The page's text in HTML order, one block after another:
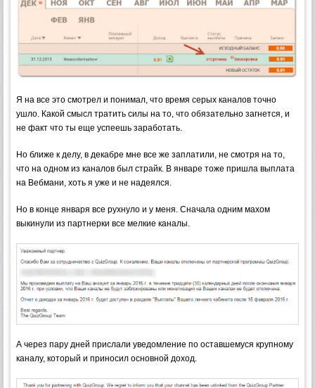
Я на все это смотрел и понимал, что время серых каналов точно
ушло. Какой смысл тратить силы на то, что обязательно загнется, и
не факт что ты еще успеешь заработать.
Но ближе к делу, в декабре мне все же заплатили, не смотря на то,
что на одном из каналов был страйк. В январе тоже пришла выплата
на Вебмани, хоть я уже и не надеялся.
Но в конце января все рухнуло и у меня. Сначала одним махом
выкинули из партнерки все мелкие каналы.
А через пару дней прислали уведомление по оставшемуся крупному
каналу, который и приносил основной доход.